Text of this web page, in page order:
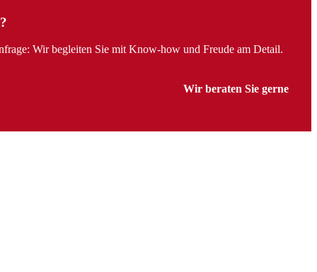
Wir begleiten Sie mit Know-how und Freude am Detail.
Wir beraten Sie gerne